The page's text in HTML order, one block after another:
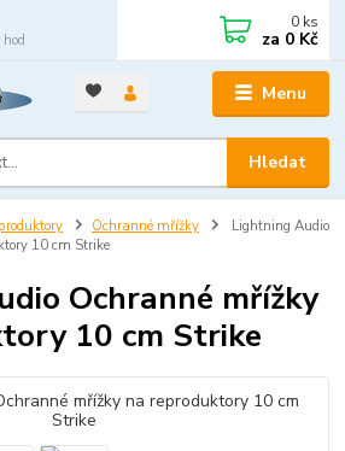
Menu
Hledat
0 ks
za 0 Kč
Ochranné mřížky
Lightning Audio
10 cm Strike
Ochranné mřížky
10 cm Strike